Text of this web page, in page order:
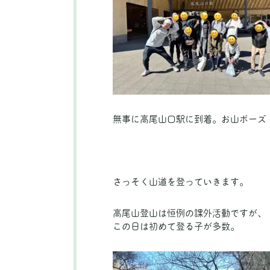
無事に高尾山口駅に到着。お山ポーズ
さっそく山道を登っていきます。
高尾山登山は恒例の課外活動ですが、
この日は初めて登る子が多数。